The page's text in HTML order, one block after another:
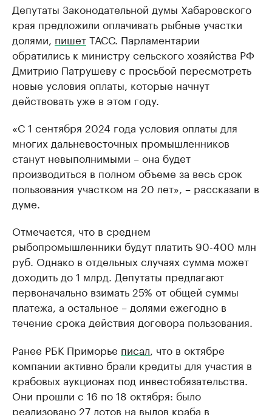
Депутаты Законодательной думы Хабаровского
края предложили оплачивать рыбные участки
долями, пишетТАСС. Парламентарии
обратились к министру сельского хозяйства РФ
Дмитрию Патрушеву с просьбой пересмотреть
новые условия оплаты, которые начнут
действовать уже в этом году.
«С 1 сентября 2024 года условия оплаты для
многих дальневосточных промышленников
станут невыполнимыми – она будет
производиться в полном объеме за весь срок
пользования участком на 20 лет», – рассказали в
думе.
Отмечается, что в среднем
рыбопромышленники будут платить 90-400 млн
руб. Однако в отдельных случаях сумма может
доходить до 1 млрд. Депутаты предлагают
первоначально взимать 25% от общей суммы
платежа, а остальное – долями ежегодно в
течение срока действия договора пользования.
Ранее РБК Приморье писал , что в октябре
компании активно брали кредиты для участия в
крабовых аукционах под инвестобязательства.
Они прошли с 16 по 18 октября: было
реализовано 27 лотов на вылов краба в